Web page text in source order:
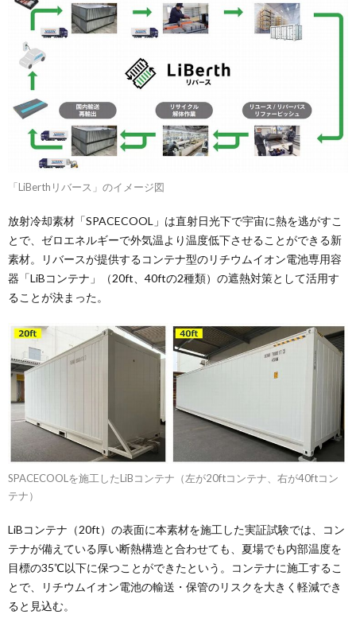
「LiBerthリバース」のイメージ図
放射冷却素材「SPACECOOL」は直射日光下で宇宙に熱を逃がすこ
とで、ゼロエネルギーで外気温より温度低下させることができる新
素材。リバースが提供するコンテナ型のリチウムイオン電池専用容
器「LiBコンテナ」（20ft、40ftの2種類）の遮熱対策として活用す
ることが決まった。
SPACECOOLを施工したLiBコンテナ（左が20ftコンテナ、右が40ftコン
テナ）
LiBコンテナ（20ft）の表面に本素材を施工した実証試験では、コン
テナが備えている厚い断熱構造と合わせても、夏場でも内部温度を
目標の35℃以下に保つことができたという。コンテナに施工するこ
とで、リチウムイオン電池の輸送・保管のリスクを大きく軽減でき
ると見込む。